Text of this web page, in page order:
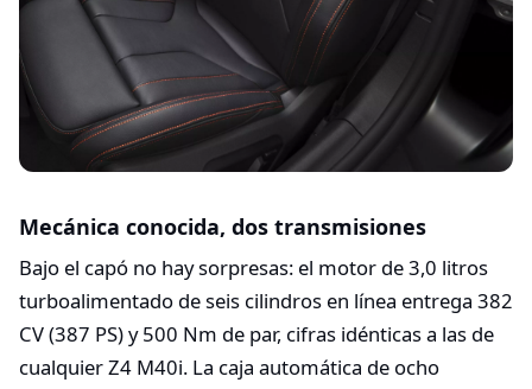
Mecánica conocida, dos transmisiones
Bajo el capó no hay sorpresas: el motor de 3,0 litros
turboalimentado de seis cilindros en línea entrega 382
CV (387 PS) y 500 Nm de par, cifras idénticas a las de
cualquier Z4 M40i. La caja automática de ocho